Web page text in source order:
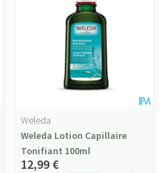
Weleda
Weleda Lotion Capillaire
Tonifiant 100ml
12,99 €